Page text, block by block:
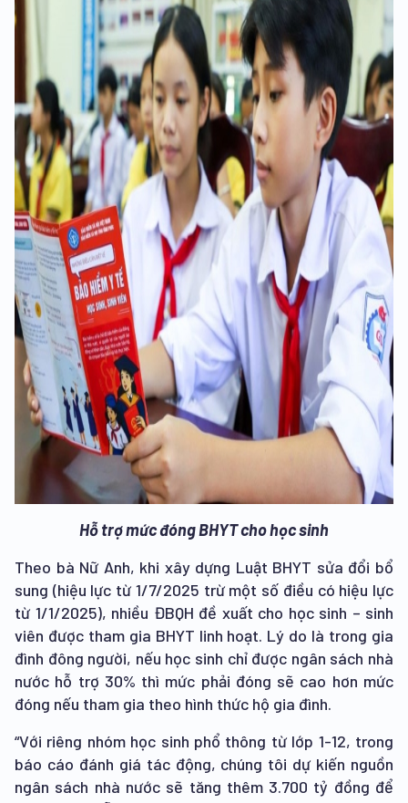
Hỗ trợ mức đóng BHYT cho học sinh
Theo bà Nữ Anh, khi xây dựng Luật BHYT sửa đổi bổ
sung (hiệu lực từ 1/7/2025 trừ một số điều có hiệu lực
từ 1/1/2025), nhiều ĐBQH đề xuất cho học sinh – sinh
viên được tham gia BHYT linh hoạt. Lý do là trong gia
đình đông người, nếu học sinh chỉ được ngân sách nhà
nước hỗ trợ 30% thì mức phải đóng sẽ cao hơn mức
đóng nếu tham gia theo hình thức hộ gia đình.
“Với riêng nhóm học sinh phổ thông từ lớp 1-12, trong
báo cáo đánh giá tác động, chúng tôi dự kiến nguồn
ngân sách nhà nước sẽ tăng thêm 3.700 tỷ đồng để